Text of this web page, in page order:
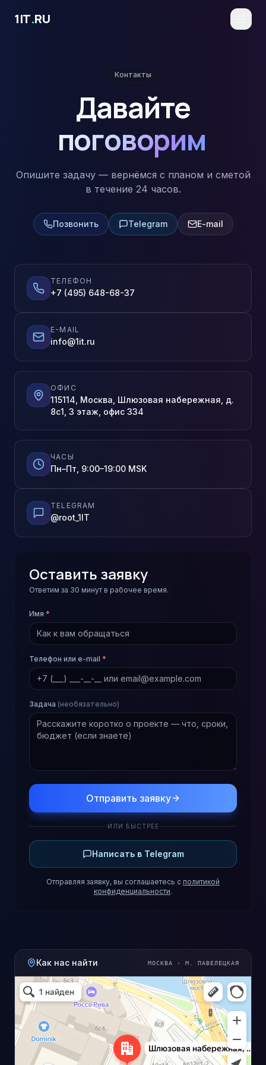
1IT.RU
Контакты
Давайте
поговорим
Опишите задачу — вернёмся с планом и сметой
в течение 24 часов.
Позвонить Telegram E-mail
ТЕЛЕФОН
+7 (495) 648-68-37
E-MAIL
info@1it.ru
ОФИС
115114, Москва, Шлюзовая набережная, д.
8с1, 3 этаж, офис 334
ЧАСЫ
Пн–Пт, 9:00–19:00 MSK
TELEGRAM
@root_1IT
Оставить заявку
Ответим за 30 минут в рабочее время.
Имя *
Телефон или e-mail *
Задача (необязательно)
Отправить заявку
ИЛИ БЫСТРЕЕ
Написать в Telegram
Отправляя заявку, вы соглашаетесь с политикой
конфиденциальности.
Как нас найти МОСКВА · М. ПАВЕЛЕЦКАЯ